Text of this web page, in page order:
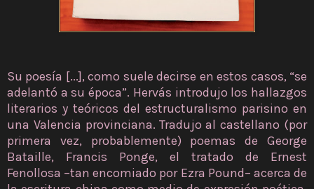
Su poesía [...], como suele decirse en estos casos, “se
adelantó a su época”. Hervás introdujo los hallazgos
literarios y teóricos del estructuralismo parisino en
una Valencia provinciana. Tradujo al castellano (por
primera vez, probablemente) poemas de George
Bataille, Francis Ponge, el tratado de Ernest
Fenollosa –tan encomiado por Ezra Pound– acerca de